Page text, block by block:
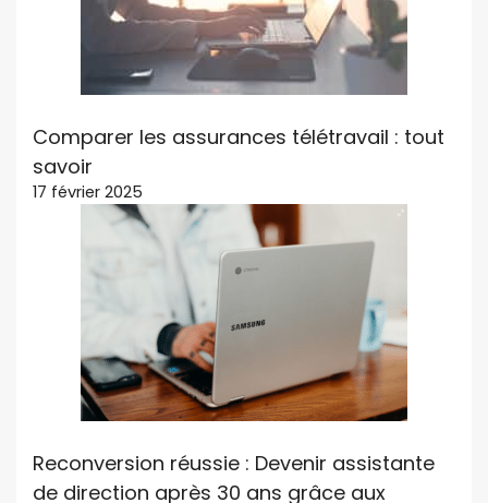
Comparer les assurances télétravail : tout
savoir
17 février 2025
Reconversion réussie : Devenir assistante
de direction après 30 ans grâce aux